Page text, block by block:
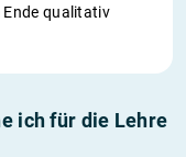
Ende qualitativ
ich für die Lehre